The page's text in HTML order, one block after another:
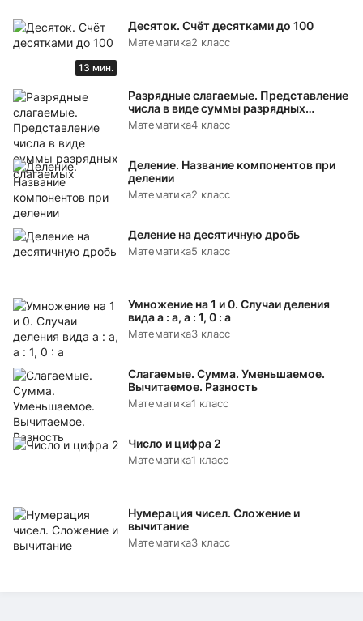
13 мин.
Десяток. Счёт десятками до 100
Математика2 класс
Разрядные слагаемые. Представление
числа в виде суммы разрядных
слагаемых
Математика4 класс
Деление. Название компонентов при
делении
Математика2 класс
Деление на десятичную дробь
Математика5 класс
Умножение на 1 и 0. Случаи деления
вида а : а, а : 1, 0 : а
Математика3 класс
Слагаемые. Сумма. Уменьшаемое.
Вычитаемое. Разность
Математика1 класс
Число и цифра 2
Математика1 класс
Нумерация чисел. Сложение и
вычитание
Математика3 класс